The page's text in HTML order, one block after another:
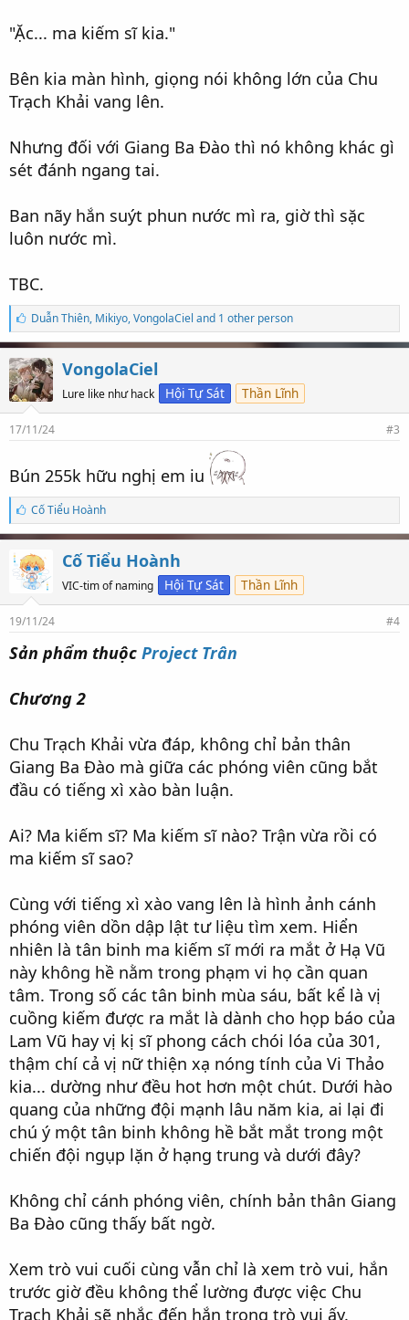
"Ặc... ma kiếm sĩ kia."
Bên kia màn hình, giọng nói không lớn của Chu
Trạch Khải vang lên.
Nhưng đối với Giang Ba Đào thì nó không khác gì
sét đánh ngang tai.
Ban nãy hắn suýt phun nước mì ra, giờ thì sặc
luôn nước mì.
TBC.
S
ố
l
ư
ợ
t
t
í
:
Duẫn Thiên, Mikiyo,VongolaCiel and 1 other person
VongolaCiel
Lure like như hack Hội Tự Sát Thần Lĩnh
17/11/24 #3
Bún 255k hữu nghị em iu
S
ố
l
ư
ợ
t
t
í
h
Cố Tiểu Hoành
Cố Tiểu Hoành
VIC-tim of naming Hội Tự Sát Thần Lĩnh
19/11/24 #4
Sản phẩm thuộc Project Trân
Chương 2
Chu Trạch Khải vừa đáp, không chỉ bản thân
Giang Ba Đào mà giữa các phóng viên cũng bắt
đầu có tiếng xì xào bàn luận.
Ai? Ma kiếm sĩ? Ma kiếm sĩ nào? Trận vừa rồi có
ma kiếm sĩ sao?
Cùng với tiếng xì xào vang lên là hình ảnh cánh
phóng viên dồn dập lật tư liệu tìm xem. Hiển
nhiên là tân binh ma kiếm sĩ mới ra mắt ở Hạ Vũ
này không hề nằm trong phạm vi họ cần quan
tâm. Trong số các tân binh mùa sáu, bất kể là vị
cuồng kiếm được ra mắt là dành cho họp báo của
Lam Vũ hay vị kị sĩ phong cách chói lóa của 301,
thậm chí cả vị nữ thiện xạ nóng tính của Vi Thảo
kia... dường như đều hot hơn một chút. Dưới hào
quang của những đội mạnh lâu năm kia, ai lại đi
chú ý một tân binh không hề bắt mắt trong một
chiến đội ngụp lặn ở hạng trung và dưới đây?
Không chỉ cánh phóng viên, chính bản thân Giang
Ba Đào cũng thấy bất ngờ.
Xem trò vui cuối cùng vẫn chỉ là xem trò vui, hắn
trước giờ đều không thể lường được việc Chu
Trạch Khải sẽ nhắc đến hắn trong trò vui ấy.